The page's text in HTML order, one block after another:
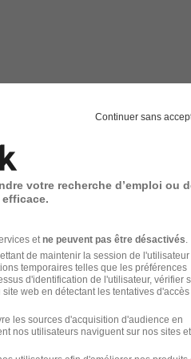
Continuer sans
votre recherche d’emploi ou
et ne peuvent pas être désactivés
de maintenir la session de l'utilisateur
temporaires telles que les préférences
d'identification de l'utilisateur, vérifier
web en détectant les tentatives d'accès
les sources d'acquisition d'audience en
nos utilisateurs naviguent sur nos sites et